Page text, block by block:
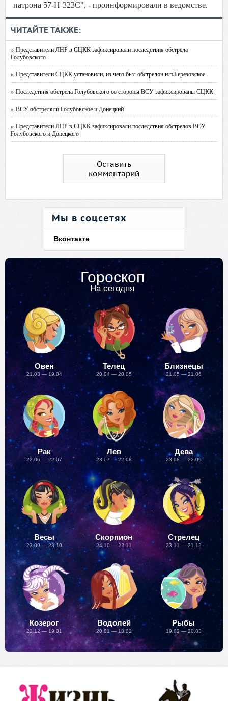
патрона 57-Н-323С", - проинформировали в ведомстве.
ЧИТАЙТЕ ТАКЖЕ:
» Представители ЛНР в СЦКК зафиксировали последствия обстрела
Голубовского
» Представители СЦКК установили, из чего был обстрелян н.п.Березовское
» Последствия обстрела Голубовского со стороны ВСУ зафиксированы СЦКК
» ВСУ обстреляли Голубовское и Донецкий
» Представители ЛНР в СЦКК зафиксировали последствия обстрелов ВСУ
Голубовского и Донецкого
Оставить
комментарий
Мы в соцсетях
Вконтакте
Гороскоп
На сегодня
Овен
21.03 — 19.04
Телец
20.04 — 20.05
Близнецы
21.05 — 21.06
Рак
22.06 — 22.07
Лев
23.07 — 22.08
Дева
23.08 — 22.09
Весы
23.09 — 23.10
Скорпион
24.10 — 22.11
Стрелец
23.11 — 21.12
Козерог
22.12 — 19.01
Водолей
20.01 — 18.02
Рыбы
19.02 — 20.03